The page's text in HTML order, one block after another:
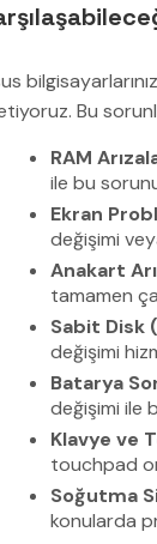
Bu
RAM
ile bu
Ekran
değişimi
Anakart
tamamen
Sabit Disk
değişimi
Batarya
değişimi ile
Klavye ve
touchpad
Soğutma
konularda